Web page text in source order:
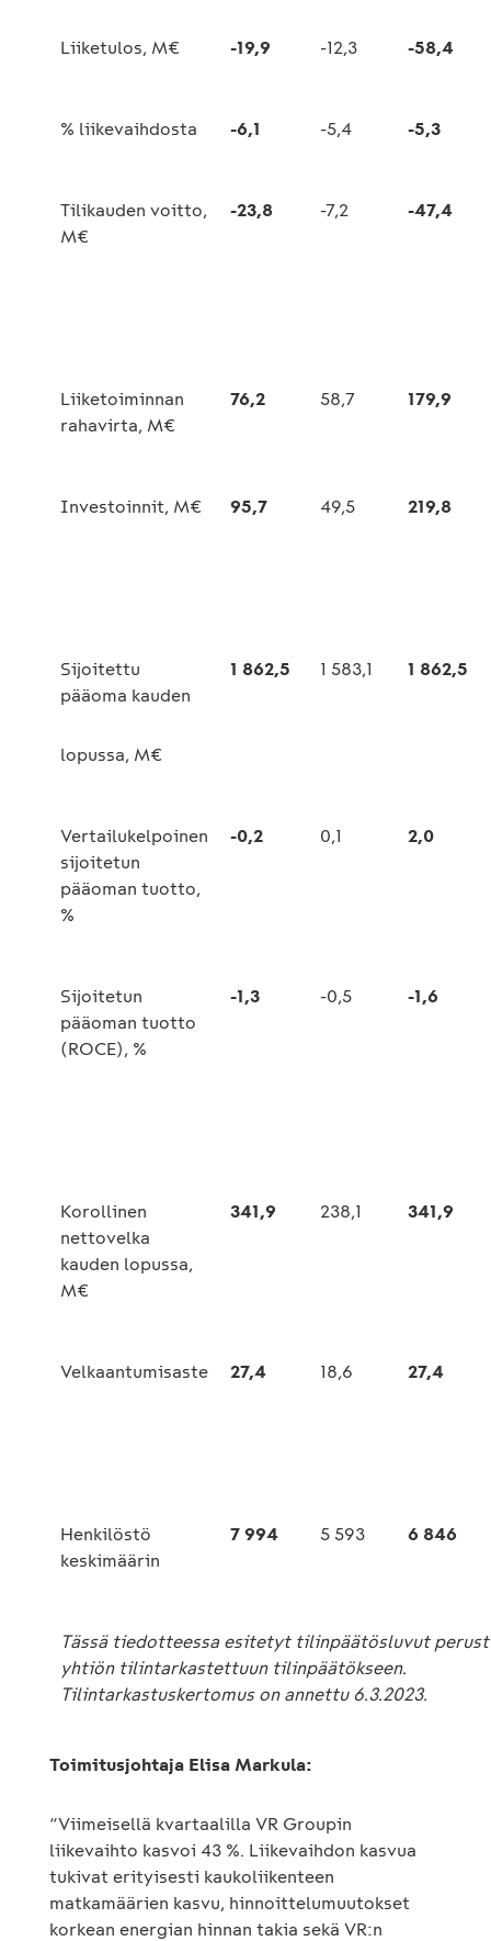
Liiketulos, M€ -19,9 -12,3 -58,4
% liikevaihdosta -6,1 -5,4 -5,3
Tilikauden voitto,
M€
-23,8 -7,2 -47,4
Liiketoiminnan
rahavirta, M€
76,2 58,7 179,9
Investoinnit, M€ 95,7 49,5 219,8
Sijoitettu
pääoma kauden
lopussa, M€
1 862,5 1 583,1 1 862,5
Vertailukelpoinen
sijoitetun
pääoman tuotto,
%
-0,2 0,1 2,0
Sijoitetun
pääoman tuotto
(ROCE), %
-1,3 -0,5 -1,6
Korollinen
nettovelka
kauden lopussa,
M€
341,9 238,1 341,9
Velkaantumisaste 27,4 18,6 27,4
Henkilöstö
keskimäärin
7 994 5 593 6 846
Tässä tiedotteessa esitetyt tilinpäätösluvut
yhtiön tilintarkastettuun tilinpäätökseen.
Tilintarkastuskertomus on annettu 6.3.2023.
Toimitusjohtaja Elisa Markula:
“Viimeisellä kvartaalilla VR Groupin
liikevaihto kasvoi 43 %. Liikevaihdon kasvua
tukivat erityisesti kaukoliikenteen
matkamäärien kasvu, hinnoittelumuutokset
korkean energian hinnan takia sekä VR:n